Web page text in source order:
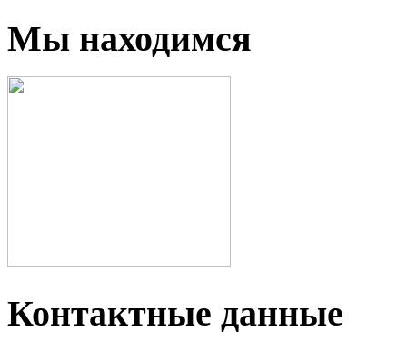
Мы находимся
Контактные данные